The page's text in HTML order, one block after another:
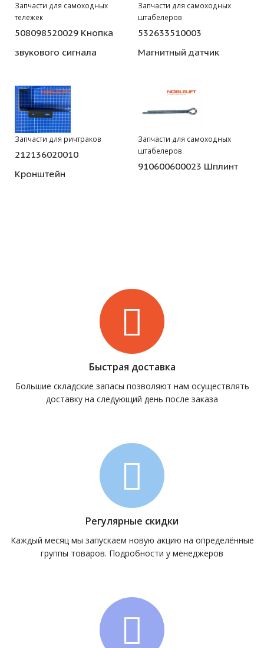
Запчасти для самоходных
тележек
508098520029 Кнопка
звукового сигнала
Запчасти для самоходных
штабелеров
532633510003
Магнитный датчик
Запчасти для ричтраков
212136020010
Кронштейн
Запчасти для самоходных
штабелеров
910600600023 Шплинт
Быстрая доставка
Большие складские запасы позволяют нам осуществлять
доставку на следующий день после заказа
Регулярные скидки
Каждый месяц мы запускаем новую акцию на определённые
группы товаров. Подробности у менеджеров